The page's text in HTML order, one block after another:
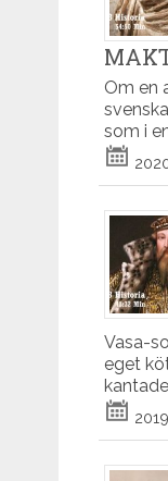
Om en
som i
Vasa-
eget